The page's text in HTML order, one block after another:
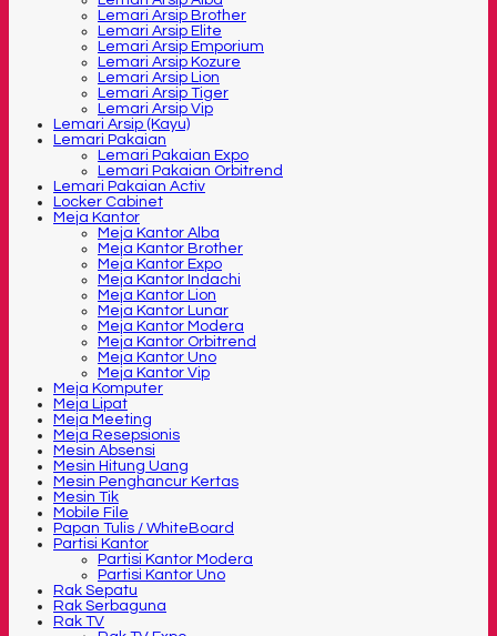
Lemari Arsip Brother
Lemari Arsip Elite
Lemari Arsip Emporium
Lemari Arsip Kozure
Lemari Arsip Lion
Lemari Arsip Tiger
Lemari Arsip Vip
Lemari Arsip (Kayu)
Lemari Pakaian
Lemari Pakaian Expo
Lemari Pakaian Orbitrend
Lemari Pakaian Activ
Locker Cabinet
Meja Kantor
Meja Kantor Alba
Meja Kantor Brother
Meja Kantor Expo
Meja Kantor Indachi
Meja Kantor Lion
Meja Kantor Lunar
Meja Kantor Modera
Meja Kantor Orbitrend
Meja Kantor Uno
Meja Kantor Vip
Meja Komputer
Meja Lipat
Meja Meeting
Meja Resepsionis
Mesin Absensi
Mesin Hitung Uang
Mesin Penghancur Kertas
Mesin Tik
Mobile File
Papan Tulis / WhiteBoard
Partisi Kantor
Partisi Kantor Modera
Partisi Kantor Uno
Rak Sepatu
Rak Serbaguna
Rak TV